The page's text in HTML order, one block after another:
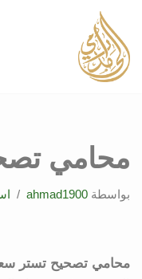
تخطى
إلى
المحتوى
محامي
بواسطة ahmad1900
محامي تصحيح تستر